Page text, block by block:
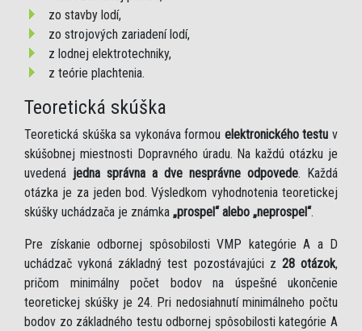
zo stavby lodí,
zo strojových zariadení lodí,
z lodnej elektrotechniky,
z teórie plachtenia.
Teoretická skúška
Teoretická skúška sa vykonáva formou elektronického testu v
skúšobnej miestnosti Dopravného úradu. Na každú otázku je
uvedená jedna správna a dve nesprávne odpovede. Každá
otázka je za jeden bod. Výsledkom vyhodnotenia teoretickej
skúšky uchádzača je známka „prospel“ alebo „neprospel“.
Pre získanie odbornej spôsobilosti VMP kategórie A a D
uchádzač vykoná základný test pozostávajúci z 28 otázok,
pričom minimálny počet bodov na úspešné ukončenie
teoretickej skúšky je 24. Pri nedosiahnutí minimálneho počtu
bodov zo základného testu odbornej spôsobilosti kategórie A